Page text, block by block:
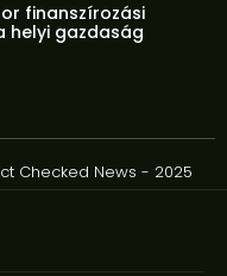
finanszírozási
helyi gazdaság
Checked News - 2025